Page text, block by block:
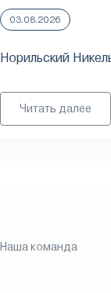
03.08.2026
Норильский
Читать далее
Наша команда